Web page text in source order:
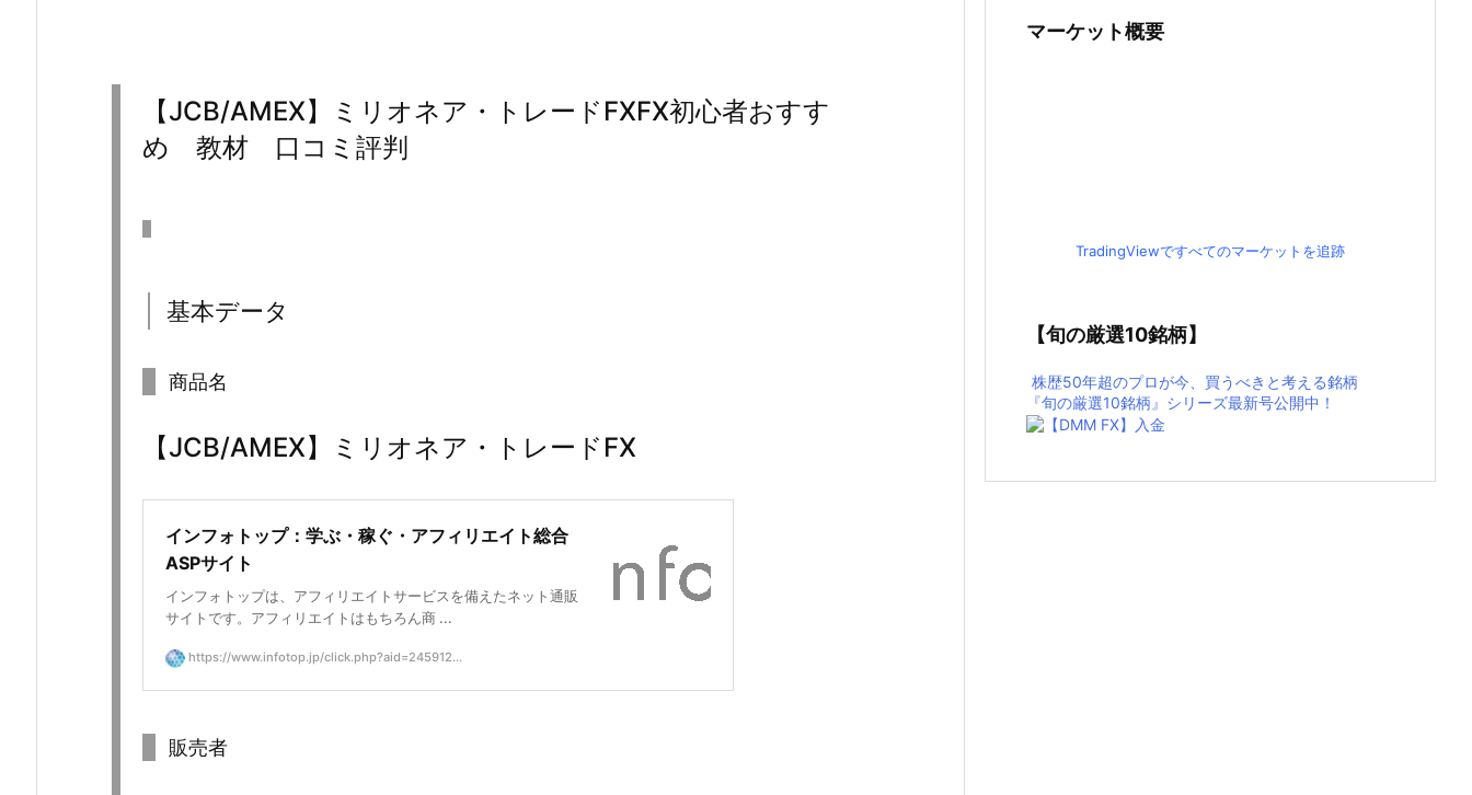
【JCB/AMEX】ミリオネア・トレードFXFX初心者おすす
め 教材 口コミ評判
基本データ
商品名
【JCB/AMEX】ミリオネア・トレードFX
インフォトップ：学ぶ・稼ぐ・アフィリエイト総合
ASPサイト
インフォトップは、アフィリエイトサービスを備えたネット通販
サイトです。アフィリエイトはもちろん商 ...
https://www.infotop.jp/click.php?aid=245912...
販売者
マーケット概要
TradingViewですべてのマーケットを追跡
【旬の厳選10銘柄】
株歴50年超のプロが今、買うべきと考える銘柄
『旬の厳選10銘柄』シリーズ最新号公開中！